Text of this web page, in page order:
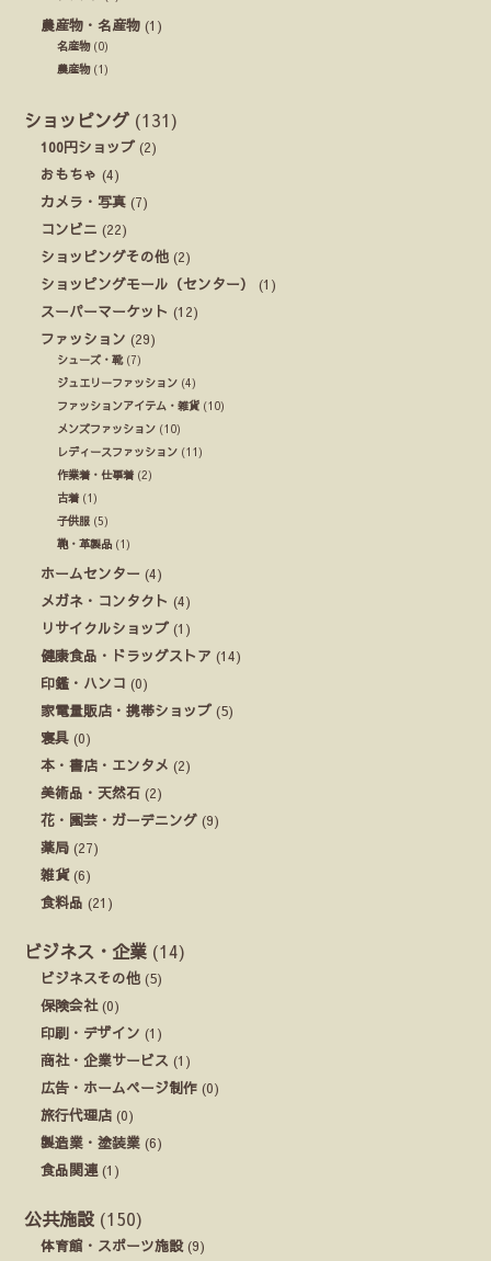
農産物・名産物 (1)
名産物(0)
農産物(1)
ショッピング (131)
100円ショップ (2)
おもちゃ (4)
カメラ・写真 (7)
コンビニ (22)
ショッピングその他 (2)
ショッピングモール（センター）
(1)
スーパーマーケット (12)
ファッション (29)
シューズ・靴(7)
ジュエリーファッション (4)
ファッションアイテム・雑貨 (10)
メンズファッション (10)
レディースファッション (11)
作業着・仕事着 (2)
古着 (1)
子供服 (5)
鞄・革製品 (1)
ホームセンター (4)
メガネ・コンタクト (4)
リサイクルショップ (1)
健康食品・ドラッグストア (14)
印鑑・ハンコ (0)
家電量販店・携帯ショップ (5)
寝具 (0)
本・書店・エンタメ (2)
美術品・天然石 (2)
花・園芸・ガーデニング (9)
薬局 (27)
雑貨(6)
食料品 (21)
ビジネス・企業 (14)
ビジネスその他 (5)
保険会社(0)
印刷・デザイン (1)
商社・企業サービス (1)
広告・ホームページ制作 (0)
旅行代理店 (0)
製造業・塗装業 (6)
食品関連 (1)
公共施設 (150)
体育館・スポーツ施設(9)